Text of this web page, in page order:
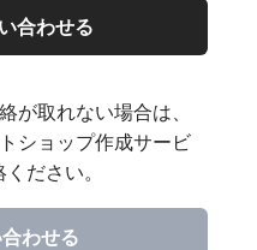
合わせる
が取れない場合は、
ショップ作成サービ
ださい。
わせる